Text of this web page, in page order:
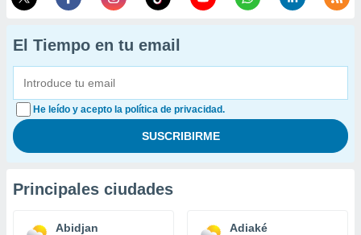
El Tiempo en tu email
He leído y acepto la política de privacidad.
Principales ciudades
Abidjan Adiaké